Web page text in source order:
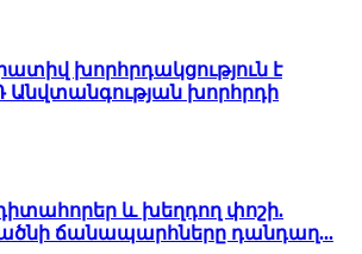
խորհրդակցություն է
Անվտանգության խորհրդի
և խեղդող փոշի.
ճանապարհները դանդաղ...